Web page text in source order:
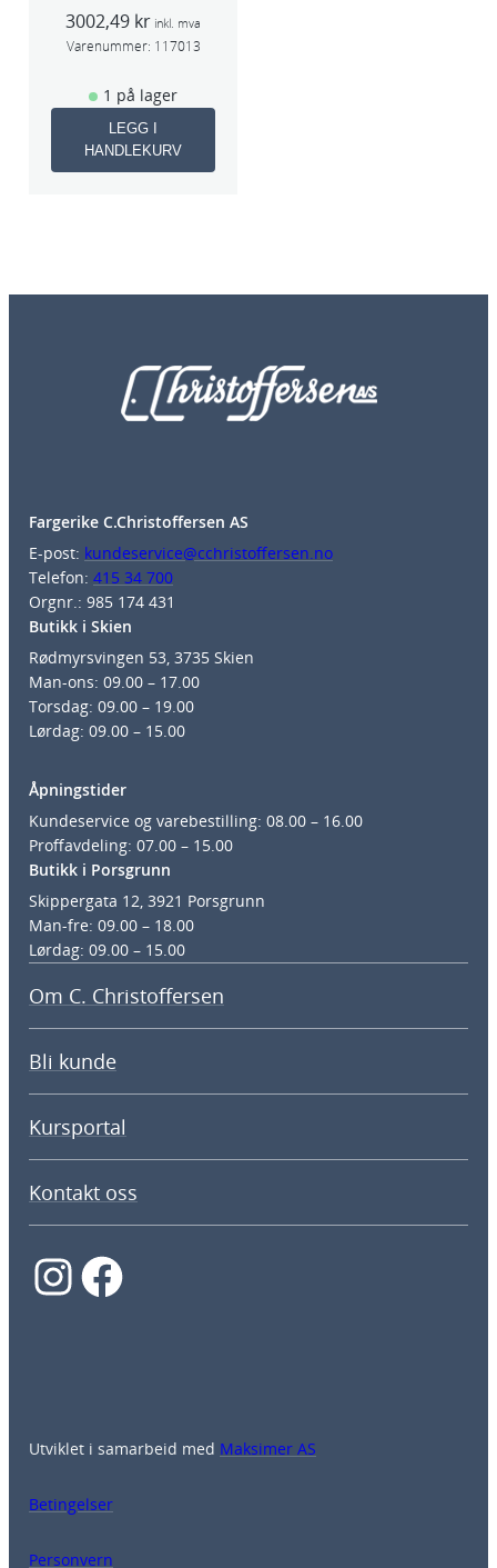
75mm
3002,49 kr inkl. mva
Varenummer: 117013
1 på lager
LEGG I
HANDLEKURV
Fargerike C.Christoffersen AS
E-post: kundeservice@cchristoffersen.no
Telefon: 415 34 700
Orgnr.: 985 174 431
Butikk i Skien
Rødmyrsvingen 53, 3735 Skien
Man-ons: 09.00 – 17.00
Torsdag: 09.00 – 19.00
Lørdag: 09.00 – 15.00
Åpningstider
Kundeservice og varebestilling: 08.00 – 16.00
Proffavdeling: 07.00 – 15.00
Butikk i Porsgrunn
Skippergata 12, 3921 Porsgrunn
Man-fre: 09.00 – 18.00
Lørdag: 09.00 – 15.00
Om C. Christoffersen
Bli kunde
Kursportal
Kontakt oss
InstagramFacebook
Utviklet i samarbeid med Maksimer AS
Betingelser
Personvern